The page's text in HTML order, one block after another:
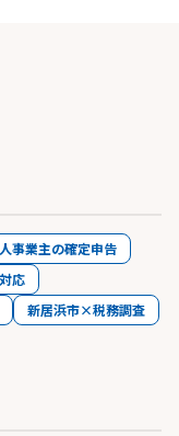
事業主の確定申告
応
新居浜市×税務調査